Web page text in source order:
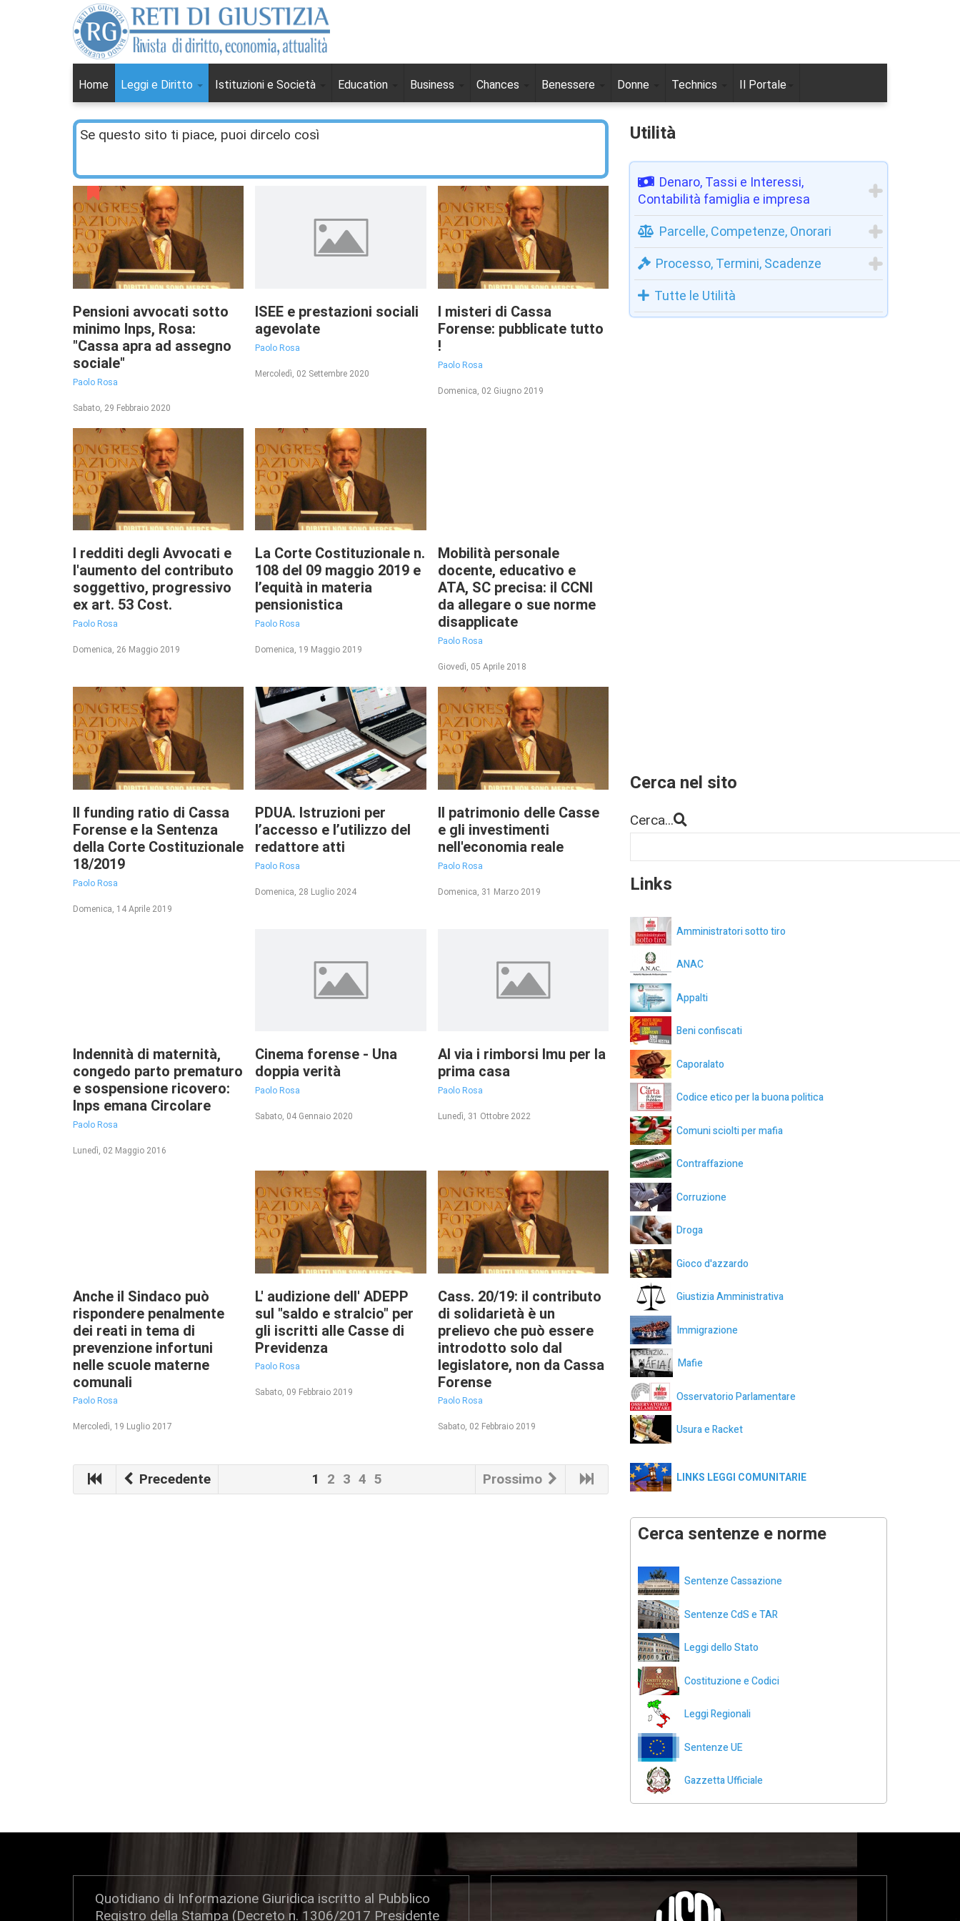
Home Leggi e Diritto Istituzioni e Società Education Business Chances Benessere Donne Technics Il Portale
Se questo sito ti piace, puoi dircelo così
Pensioni avvocati sotto
minimo Inps, Rosa:
"Cassa apra ad assegno
sociale"
Paolo Rosa
Sabato, 29 Febbraio 2020
ISEE e prestazioni sociali
agevolate
Paolo Rosa
Mercoledì, 02 Settembre 2020
I misteri di Cassa
Forense: pubblicate tutto
!
Paolo Rosa
Domenica, 02 Giugno 2019
I redditi degli Avvocati e
l'aumento del contributo
soggettivo, progressivo
ex art. 53 Cost.
Paolo Rosa
Domenica, 26 Maggio 2019
La Corte Costituzionale n.
108 del 09 maggio 2019 e
l’equità in materia
pensionistica
Paolo Rosa
Domenica, 19 Maggio 2019
Mobilità personale
docente, educativo e
ATA, SC precisa: il CCNI
da allegare o sue norme
disapplicate
Paolo Rosa
Giovedì, 05 Aprile 2018
Il funding ratio di Cassa
Forense e la Sentenza
della Corte Costituzionale
18/2019
Paolo Rosa
Domenica, 14 Aprile 2019
PDUA. Istruzioni per
l’accesso e l’utilizzo del
redattore atti
Paolo Rosa
Domenica, 28 Luglio 2024
Il patrimonio delle Casse
e gli investimenti
nell'economia reale
Paolo Rosa
Domenica, 31 Marzo 2019
Indennità di maternità,
congedo parto prematuro
e sospensione ricovero:
Inps emana Circolare
Paolo Rosa
Lunedì, 02 Maggio 2016
Cinema forense - Una
doppia verità
Paolo Rosa
Sabato, 04 Gennaio 2020
Al via i rimborsi Imu per la
prima casa
Paolo Rosa
Lunedì, 31 Ottobre 2022
Anche il Sindaco può
rispondere penalmente
dei reati in tema di
prevenzione infortuni
nelle scuole materne
comunali
Paolo Rosa
Mercoledì, 19 Luglio 2017
L' audizione dell' ADEPP
sul "saldo e stralcio" per
gli iscritti alle Casse di
Previdenza
Paolo Rosa
Sabato, 09 Febbraio 2019
Cass. 20/19: il contributo
di solidarietà è un
prelievo che può essere
introdotto solo dal
legislatore, non da Cassa
Forense
Paolo Rosa
Sabato, 02 Febbraio 2019
Precedente Prossimo
1 2 3 4 5
Utilità
Denaro, Tassi e Interessi,
Contabilità famiglia e impresa
Parcelle, Competenze, Onorari
Processo, Termini, Scadenze
Tutte le Utilità
Cerca nel sito
Cerca...
Links
Amministratori sotto tiro
ANAC
Appalti
Beni confiscati
Caporalato
Codice etico per la buona politica
Comuni sciolti per mafia
Contraffazione
Corruzione
Droga
Gioco d'azzardo
Giustizia Amministrativa
Immigrazione
Mafie
Osservatorio Parlamentare
Usura e Racket
LINKS LEGGI COMUNITARIE
Cerca sentenze e norme
Sentenze Cassazione
Sentenze CdS e TAR
Leggi dello Stato
Costituzione e Codici
Leggi Regionali
Sentenze UE
Gazzetta Ufficiale
Quotidiano di Informazione Giuridica iscritto al Pubblico
Registro della Stampa (Decreto n. 1306/2017 Presidente